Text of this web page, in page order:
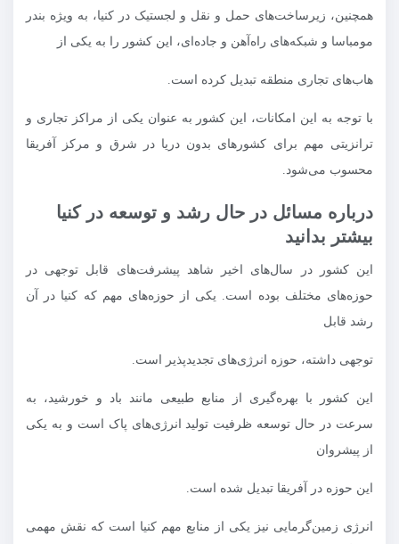
همچنین، زیرساخت‌های حمل و نقل و لجستیک در کنیا، به ویژه بندر
مومباسا و شبکه‌های راه‌آهن و جاده‌ای، این کشور را به یکی از
هاب‌های تجاری منطقه تبدیل کرده است.
با توجه به این امکانات، این کشور به عنوان یکی از مراکز تجاری و
ترانزیتی مهم برای کشورهای بدون دریا در شرق و مرکز آفریقا
محسوب می‌شود.
درباره مسائل در حال رشد و توسعه در کنیا
بیشتر بدانید
این کشور در سال‌های اخیر شاهد پیشرفت‌های قابل توجهی در
حوزه‌های مختلف بوده است. یکی از حوزه‌های مهم که کنیا در آن
رشد قابل
توجهی داشته، حوزه انرژی‌های تجدیدپذیر است.
این کشور با بهره‌گیری از منابع طبیعی مانند باد و خورشید، به
سرعت در حال توسعه ظرفیت تولید انرژی‌های پاک است و به یکی
از پیشروان
این حوزه در آفریقا تبدیل شده است.
انرژی زمین‌گرمایی نیز یکی از منابع مهم کنیا است که نقش مهمی